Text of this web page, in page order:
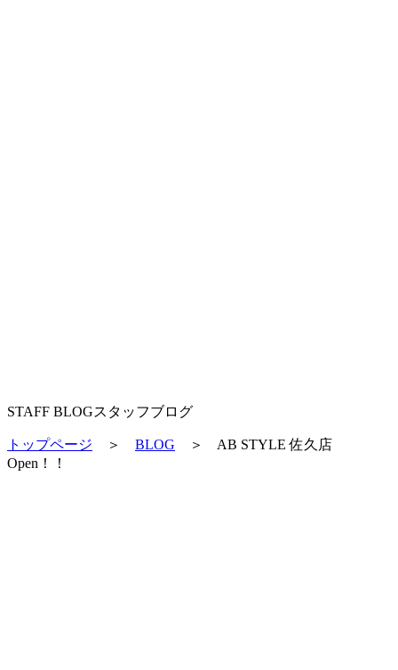
STAFF BLOGスタッフブログ
トップページ ＞ BLOG ＞ AB STYLE 佐久店
Open！！